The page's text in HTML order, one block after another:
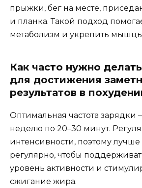
прыжки, бег на месте,
и планка. Такой подход
метаболизм и укрепить
Как часто нужно
для достижения
результатов в
Оптимальная частота зарядки
неделю по 20–30 минут.
интенсивности, поэтому лучше
регулярно, чтобы
уровень активности и
сжигание жира.